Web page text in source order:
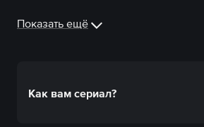
Показать ещё
Как вам сериал?